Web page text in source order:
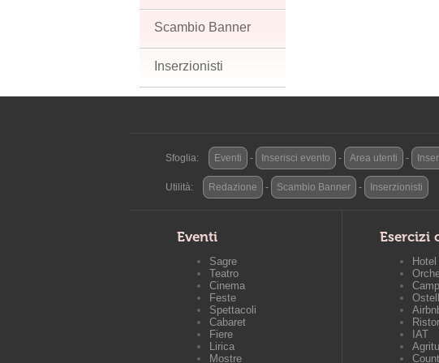
Scambio Banner
Inserzionisti
Sfoglia: Eventi - Inserisci evento - Area utenti -
Utilità: Redazione - Scambio Banner - Inserzionisti
Eventi
Sagre
Teatro
Cinema
Feste
Spettacoli
Cabaret
Fiere
Lirica
Mostre
Esercizi
Hotel
IAT